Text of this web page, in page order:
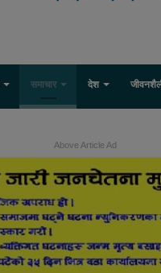
समाचार देश
Above Article Ad